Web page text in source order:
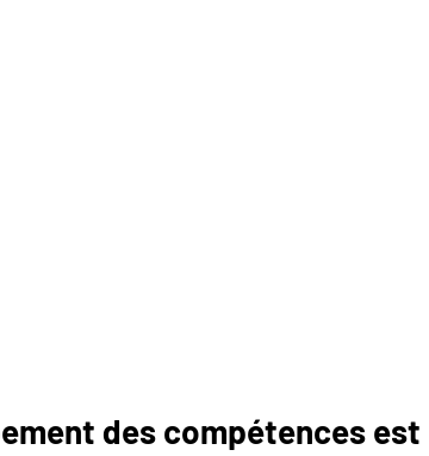
des compétences est